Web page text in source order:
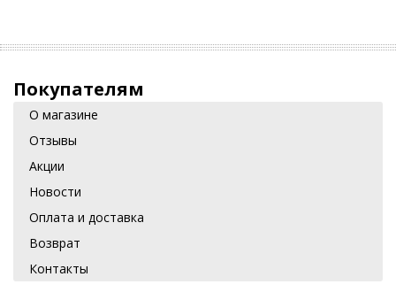
Покупателям
О магазине
Отзывы
Акции
Новости
Оплата и доставка
Возврат
Контакты